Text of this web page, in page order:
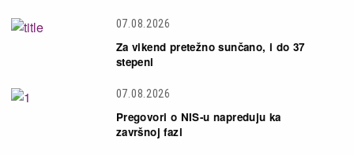
07.08.2026
Za vikend pretežno sunčano, i do 37
stepeni
07.08.2026
Pregovori o NIS-u napreduju ka
završnoj fazi